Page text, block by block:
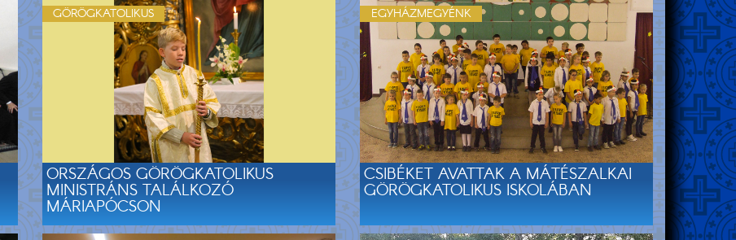
ORSZÁGOS GÖRÖGKATOLIKUS
MINISTRÁNS TALÁLKOZÓ
MÁRIAPÓCSON
GÖRÖGKATOLIKUS
CSIBÉKET AVATTAK A MÁTÉSZALKAI
GÖRÖGKATOLIKUS ISKOLÁBAN
EGYHÁZMEGYÉNK